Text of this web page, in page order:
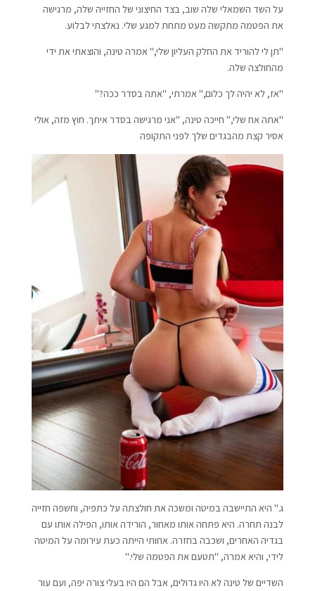
על השד השמאלי שלה שוב, בצד החיצוני של החזייה שלה, מרגישה
את הפטמה מתקשה מעט מתחת למגע שלי. נאלצתי לבלוע.
"תן לי להוריד את החלק העליון שלי," אמרה טינה, והוצאתי את ידי
מהחולצה שלה.
"אז, לא יהיה לך כלום," אמרתי, "אתה בסדר ככה?"
"אתה אח שלי," חייכה טינה, "אני מרגישה בסדר איתך. חוץ מזה, אולי
אסיר קצת מהבגדים שלך לפני התקופה
ג." היא התיישבה במיטה ומשכה את חולצתה על כתפיה, וחשפה חזייה
לבנה תחרה. היא פתחה אותו מאחור, הורידה אותו, הפילה אותו עם
בגדיה האחרים, ושכבה בחזרה. אחותי הייתה כעת עירומה על המיטה
לידי, והיא אמרה, "תטעם את הפטמה שלי."
השדיים של טינה לא היו גדולים, אבל הם היו בעלי צורה יפה, ועם עור